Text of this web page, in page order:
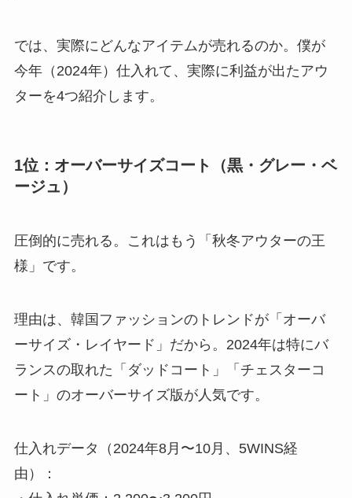
では、実際にどんなアイテムが売れるのか。僕が
今年（2024年）仕入れて、実際に利益が出たアウ
ターを4つ紹介します。
1位：オーバーサイズコート（黒・グレー・ベ
ージュ）
圧倒的に売れる。これはもう「秋冬アウターの王
様」です。
理由は、韓国ファッションのトレンドが「オーバ
ーサイズ・レイヤード」だから。2024年は特にバ
ランスの取れた「ダッドコート」「チェスターコ
ート」のオーバーサイズ版が人気です。
仕入れデータ（2024年8月〜10月、5WINS経
由）：